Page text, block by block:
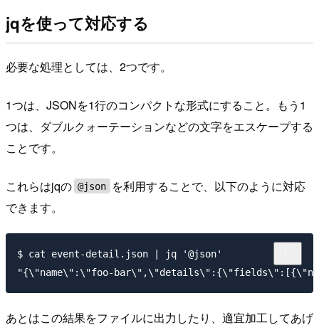
jqを使って対応する
必要な処理としては、2つです。
1つは、JSONを1行のコンパクトな形式にすること。もう1
つは、ダブルクォーテーションなどの文字をエスケープする
ことです。
これらはjqの @json
を利用することで、以下のように対応
できます。
$ cat event-detail.json | jq '@json'
あとはこの結果をファイルに出力したり、適宜加工してあげ